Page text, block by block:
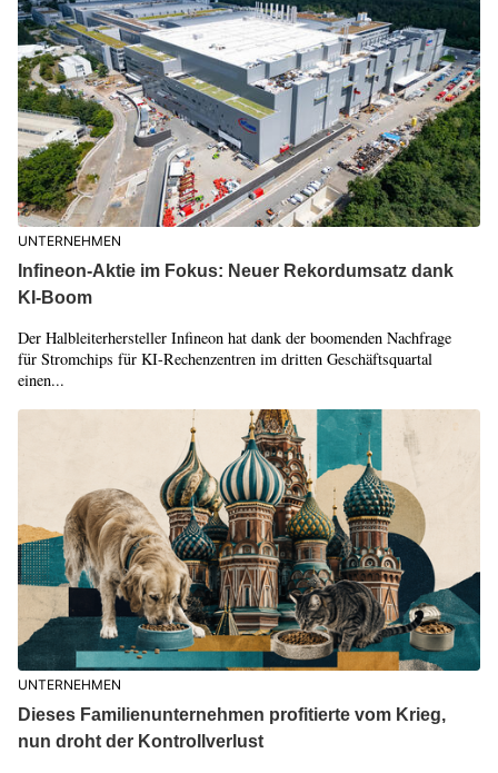
UNTERNEHMEN
Infineon-Aktie im Fokus: Neuer Rekordumsatz dank
KI-Boom
Der Halbleiterhersteller Infineon hat dank der boomenden Nachfrage
für Stromchips für KI-Rechenzentren im dritten Geschäftsquartal
einen...
UNTERNEHMEN
Dieses Familienunternehmen profitierte vom Krieg,
nun droht der Kontrollverlust